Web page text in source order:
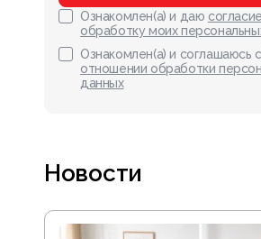
Ознакомлен(а) и даю
обработку моих
Ознакомлен(а) и соглашаюсь с
отношении обработки
данных
Новости